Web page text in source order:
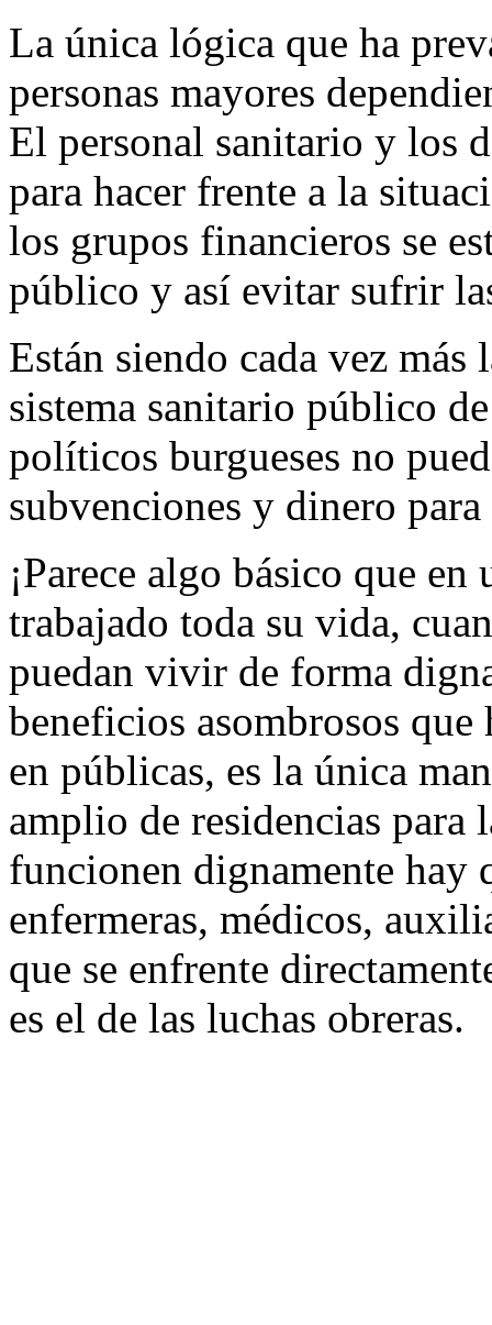
La única lógica que ha
personas mayores
El personal sanitario y los
para hacer frente a la
los grupos financieros se
público y así evitar sufrir
Están siendo cada vez más
sistema sanitario público
políticos burgueses no
subvenciones y dinero
¡Parece algo básico que
trabajado toda su vida,
puedan vivir de forma
beneficios asombrosos
en públicas, es la única
amplio de residencias para
funcionen dignamente hay
enfermeras, médicos,
que se enfrente
es el de las luchas obreras.